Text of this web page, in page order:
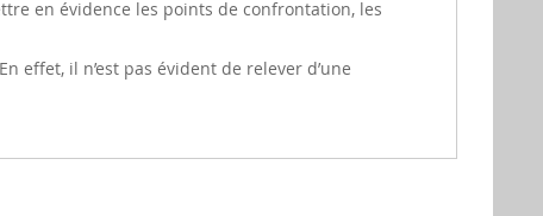
en évidence les points de confrontation, les
effet, il n’est pas évident de relever d’une